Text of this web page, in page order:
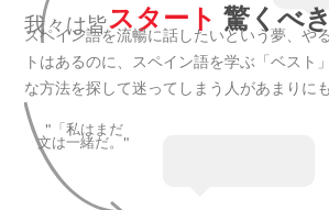
我々は皆スタート 驚くべ
スペイン語を流暢に話したいという夢、や
トはあるのに、スペイン語を学ぶ「ベスト
な方法を探して迷ってしまう人があまりに
"「私はまだ
文は一緒だ。"